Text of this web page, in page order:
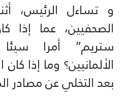
و تساءل الرئيس،
الصحفيين، عما إذا
ستريم” أمرا سيئا
الألمانيين؟ وما إذا
بعد التخلي عن مصادر